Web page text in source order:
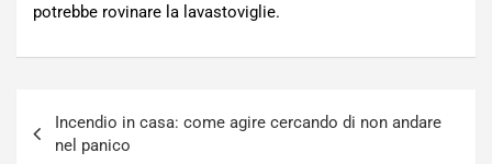
potrebbe rovinare la lavastoviglie.
articoli
Incendio in casa: come agire cercando di non andare
nel panico